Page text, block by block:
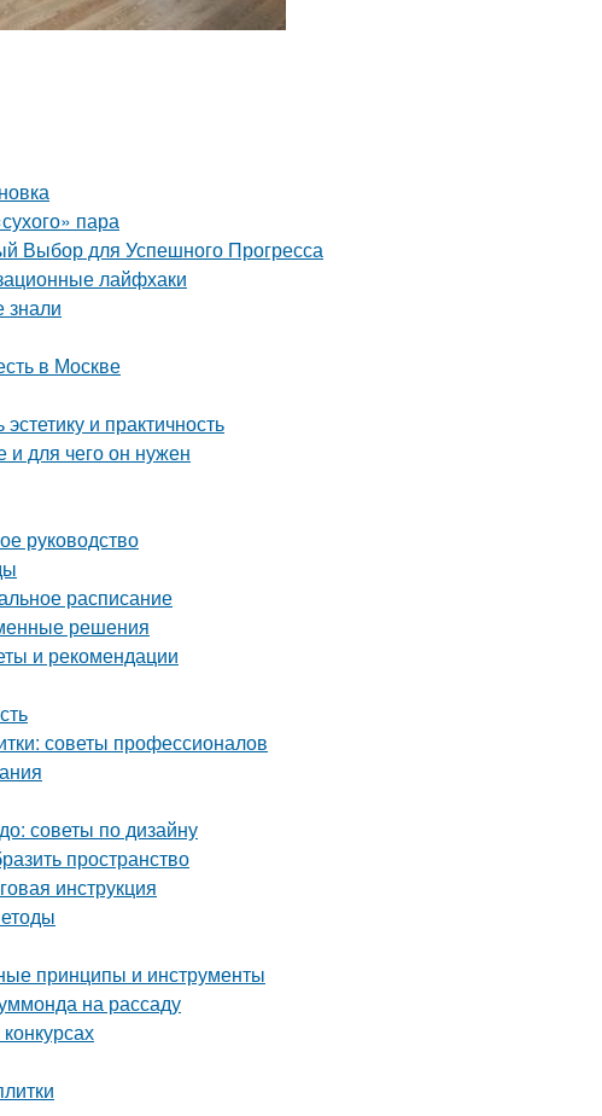
пара
для Успешного Прогресса
лайфхаки
знали
в Москве
и практичность
и для чего он нужен
руководство
расписание
решения
и рекомендации
советы профессионалов
советы по дизайну
пространство
инструкция
принципы и инструменты
на рассаду